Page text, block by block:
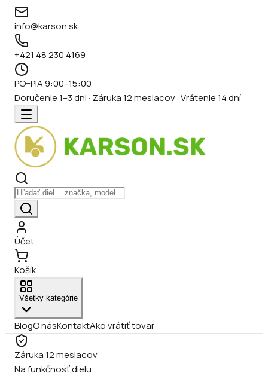
info@karson.sk
+421 48 230 4169
PO–PIA 9:00–15:00
Doručenie 1–3 dni · Záruka 12 mesiacov · Vrátenie 14 dní
Účet
Košík
Všetky kategórie
BlogO násKontaktAko vrátiť tovar
Záruka 12 mesiacov
Na funkčnosť dielu